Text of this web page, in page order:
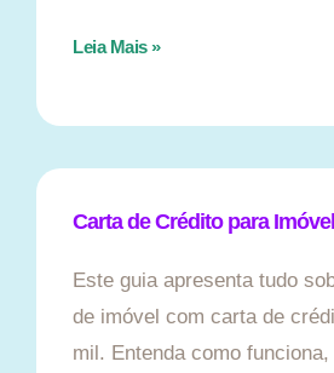
Leia Mais »
Carta de Crédito para
Este guia apresenta tudo
de imóvel com carta de
mil. Entenda como